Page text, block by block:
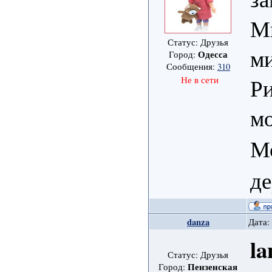
Статус: Друзья
Город: Одесса
Сообщения: 310
Не в сети
danza
Статус: Друзья
Город:Пензенская